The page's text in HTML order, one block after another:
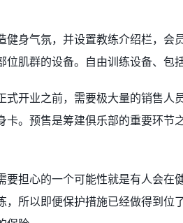
健身气氛，并设置教练介绍栏，会
肌群的设备。自由训练设备、包
式开业之前，需要极大量的销售人
卡。预售是筹建俱乐部的重要环节
要担心的一个可能性就是有人会在
所以即便保护措施已经做得到位